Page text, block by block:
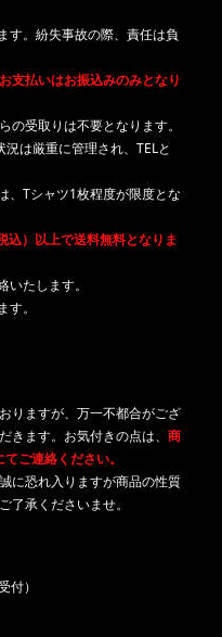
す。紛失事故の際、責任は負
支払いはお振込みのみとなり
の受取りは不要となります。
は厳重に管理され、TELと
、Tシャツ1枚程度が限度とな
）以上で送料無料となりま
たします。
。
りますが、万一不都合がござ
ます。お気付きの点は、 商
ご連絡ください。
に恐れ入りますが商品の性質
了承くださいませ。
付）